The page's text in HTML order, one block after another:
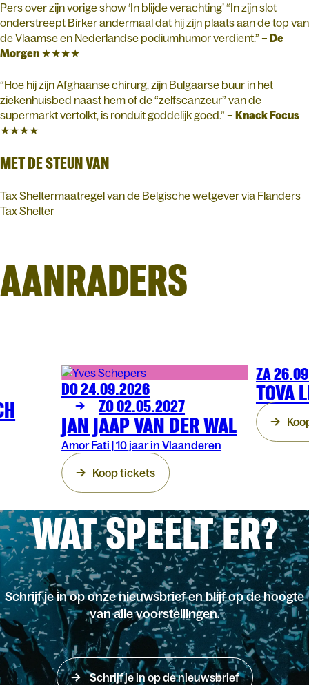
Pers over zijn vorige show ‘In blijde verachting’ “In zijn slot
onderstreept Birker andermaal dat hij zijn plaats aan de top van
de Vlaamse en Nederlandse podiumhumor verdient.” – De
Morgen ★★★★
“Hoe hij zijn Afghaanse chirurg, zijn Bulgaarse buur in het
ziekenhuisbed naast hem of de “zelfscanzeur” van de
supermarkt vertolkt, is ronduit goddelijk goed.” – Knack Focus
★★★★
MET DE STEUN VAN
Tax Sheltermaatregel van de Belgische wetgever via Flanders
Tax Shelter
AANRADERS
COMEDYARENBERG
DO 24.09.2026
ZO 02.05.2027
JAN JAAP VAN DER WAL
Amor Fati | 10 jaar in Vlaanderen
Koop tickets
COMEDY
ZA
TOVA
WAT SPEELT ER?
Schrijf je in op onze nieuwsbrief en blijf op de hoogte
van alle voorstellingen.
Schrijf je in op de nieuwsbrief